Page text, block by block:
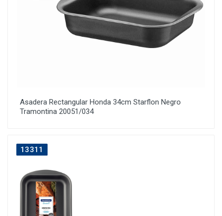
Asadera Rectangular Honda 34cm Starflon Negro
Tramontina 20051/034
13311